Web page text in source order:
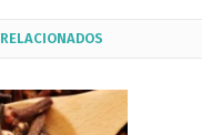
RELACIONADOS